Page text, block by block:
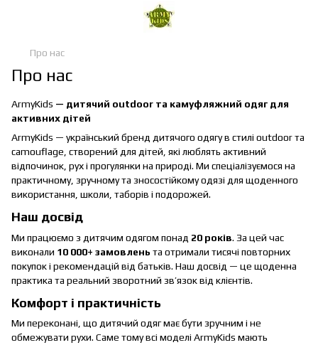
Про нас
Про нас
ArmyKids — дитячий outdoor та камуфляжний одяг для
активних дітей
ArmyKids — український бренд дитячого одягу в стилі outdoor та
camouflage, створений для дітей, які люблять активний
відпочинок, рух і прогулянки на природі. Ми спеціалізуємося на
практичному, зручному та зносостійкому одязі для щоденного
використання, школи, таборів і подорожей.
Наш досвід
Ми працюємо з дитячим одягом понад 20 років. За цей час
виконали 10 000+ замовлень та отримали тисячі повторних
покупок і рекомендацій від батьків. Наш досвід — це щоденна
практика та реальний зворотний зв’язок від клієнтів.
Комфорт і практичність
Ми переконані, що дитячий одяг має бути зручним і не
обмежувати рухи. Саме тому всі моделі ArmyKids мають